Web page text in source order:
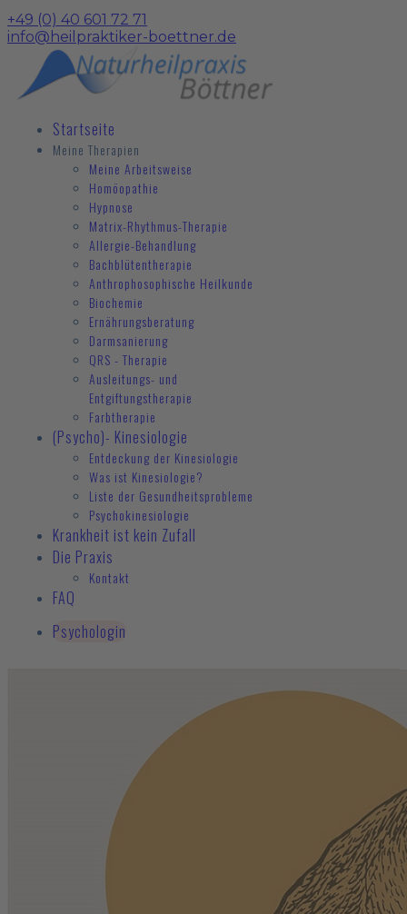
+49 (0) 40 601 72 71
info@heilpraktiker-boettner.de
Startseite
Meine Therapien
Meine Arbeitsweise
Homöopathie
Hypnose
Matrix-Rhythmus-Therapie
Allergie-Behandlung
Bachblütentherapie
Anthrophosophische Heilkunde
Biochemie
Ernährungsberatung
Darmsanierung
QRS - Therapie
Ausleitungs- und
Entgiftungstherapie
Farbtherapie
(Psycho)- Kinesiologie
Entdeckung der Kinesiologie
Was ist Kinesiologie?
Liste der Gesundheitsprobleme
Psychokinesiologie
Krankheit ist kein Zufall
Die Praxis
Kontakt
FAQ
Psychologin